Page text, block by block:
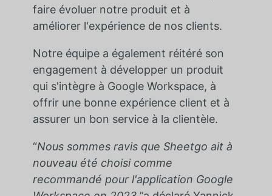
faire évoluer notre produit et à
améliorer l'expérience de nos clients.
Notre équipe a également réitéré son
engagement à développer un produit
qui s'intègre à Google Workspace, à
offrir une bonne expérience client et à
assurer un bon service à la clientèle.
“Nous sommes ravis que Sheetgo ait à
nouveau été choisi comme
recommandé pour l'application Google